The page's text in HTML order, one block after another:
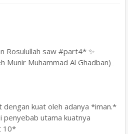
Rosulullah saw #part4* ✨
Munir Muhammad Al Ghadban)_
dengan kuat oleh adanya *iman.*
penyebab utama kuatnya
10*